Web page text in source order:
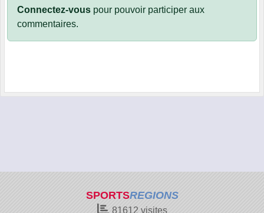
Connectez-vous pour pouvoir participer aux
commentaires.
SPORTSREGIONS
81612 visites